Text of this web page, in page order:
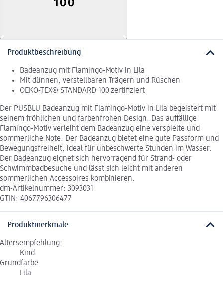
Produktbeschreibung
Badeanzug mit Flamingo-Motiv in Lila
Mit dünnen, verstellbaren Trägern und Rüschen
OEKO-TEX® STANDARD 100 zertifiziert
Der PUSBLU Badeanzug mit Flamingo-Motiv in Lila begeistert mit
seinem fröhlichen und farbenfrohen Design. Das auffällige
Flamingo-Motiv verleiht dem Badeanzug eine verspielte und
sommerliche Note. Der Badeanzug bietet eine gute Passform und
Bewegungsfreiheit, ideal für unbeschwerte Stunden im Wasser.
Der Badeanzug eignet sich hervorragend für Strand- oder
Schwimmbadbesuche und lässt sich leicht mit anderen
sommerlichen Accessoires kombinieren.
dm-Artikelnummer: 3093031
GTIN: 4067796306477
Produktmerkmale
Altersempfehlung:
Kind
Grundfarbe:
Lila